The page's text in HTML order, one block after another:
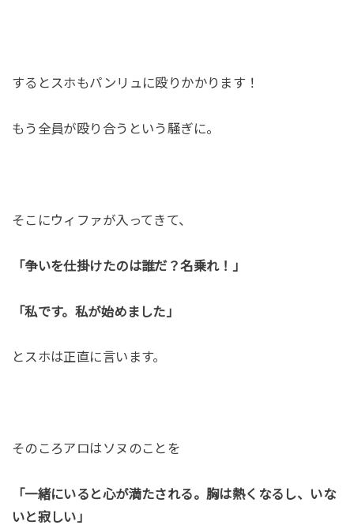
するとスホもパンリュに殴りかかります！
もう全員が殴り合うという騒ぎに。
そこにウィファが入ってきて、
「争いを仕掛けたのは誰だ？名乗れ！」
「私です。私が始めました」
とスホは正直に言います。
そのころアロはソヌのことを
「一緒にいると心が満たされる。胸は熱くなるし、いな
いと寂しい」